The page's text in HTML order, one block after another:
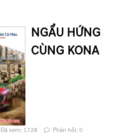
NGẨU HỨNG
CÙNG KONA
Đã xem: 1728 Phản hồi: 0